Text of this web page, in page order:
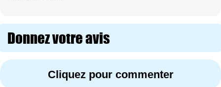
Donnez votre avis
Cliquez pour commenter